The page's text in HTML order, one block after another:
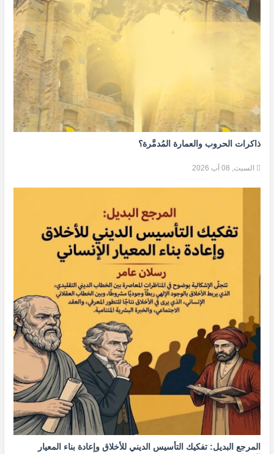
ذاكرات الحروب والعمارة المُدمَّرة؟
السبت, 08 آب 2026
المرجع البديل: تفكيك التأسيس الديني للأخلاق وإعادة بناء المعيار